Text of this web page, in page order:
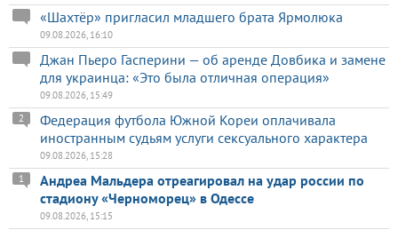
«Шахтёр» пригласил младшего брата Ярмолюка
09.08.2026, 16:10
Джан Пьеро Гасперини — об аренде Довбика и замене
для украинца: «Это была отличная операция»
09.08.2026, 15:49
Федерация футбола Южной Кореи оплачивала
иностранным судьям услуги сексуального характера
2
09.08.2026, 15:28
Андреа Мальдера отреагировал на удар россии по
стадиону «Черноморец» в Одессе
1
09.08.2026, 15:15